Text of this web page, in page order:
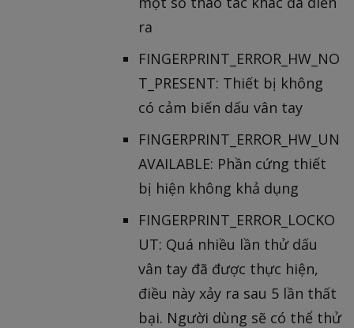
ra
FINGERPRINT_ERROR_HW_NO
T_PRESENT: Thiết bị không
có cảm biến dấu vân tay
FINGERPRINT_ERROR_HW_UN
AVAILABLE: Phần cứng thiết
bị hiện không khả dụng
FINGERPRINT_ERROR_LOCKO
UT: Quá nhiều lần thử dấu
vân tay đã được thực hiện,
điều này xảy ra sau 5 lần thất
bại. Người dùng sẽ có thể thử